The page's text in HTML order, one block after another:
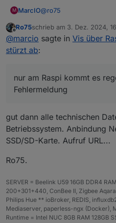
M MarcIO@ro75
Diagramme gibt es
Animationen sind es
in der die Hauptansicht
mit 4 View-Navs + eine
dann eben mit 5 View-
(insgesamt 9) da ist
belastendes, nur eine
dem Rechner perfekt
regelmäßig zu einer
Offline
Ro75schrieb am 3. Dez. 2024,
zuletzt editiert von
@marcio sagte in Vis über
stürzt ab:
nur am Raspi kommt es
Fehlermeldung
gut dann alle technischen
Betriebssystem. Anbindung
SSD/SD-Karte. Aufruf URL...
Ro75.
SERVER = Beelink U59 16GB DDR4
200+301+440, ConBee II, Zigbee Aqara
Philips Hue ** ioBroker, REDIS,
Mediaserver, paperless-ngx (Docker),
Runtime = Intel NUC 8GB RAM 128GB